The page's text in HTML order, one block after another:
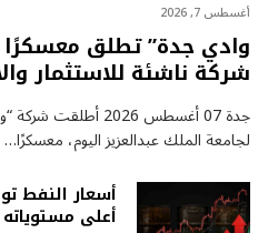
أغسطس 7, 2026
شركة ناشئة للاستثمار
جدة 07 أغسطس 2026
لجامعة الملك عبدالعزيز اليوم، معسكرًا…
أسعار النفط
أعلى مستوياته